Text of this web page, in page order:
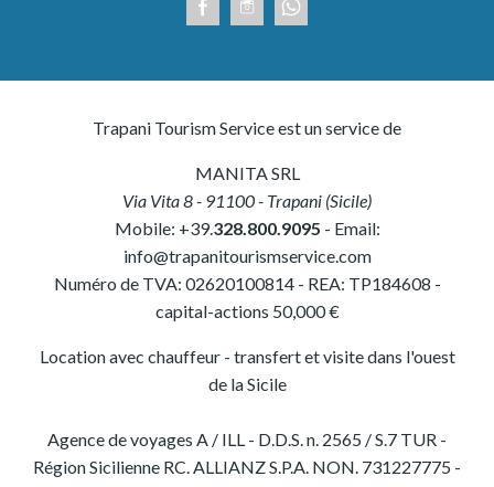
Trapani Tourism Service est un service de
MANITA SRL
Via Vita 8- 91100- Trapani (Sicile)
Mobile: +39.328.800.9095 - Email:
info@trapanitourismservice.com
Numéro de TVA: 02620100814- REA: TP184608 -
capital-actions 50,000 €
Location avec chauffeur - transfert et visite dans l'ouest
de la Sicile
Agence de voyages A / ILL - D.D.S. n. 2565 / S.7 TUR -
Région Sicilienne RC. ALLIANZ S.P.A. NON. 731227775 -